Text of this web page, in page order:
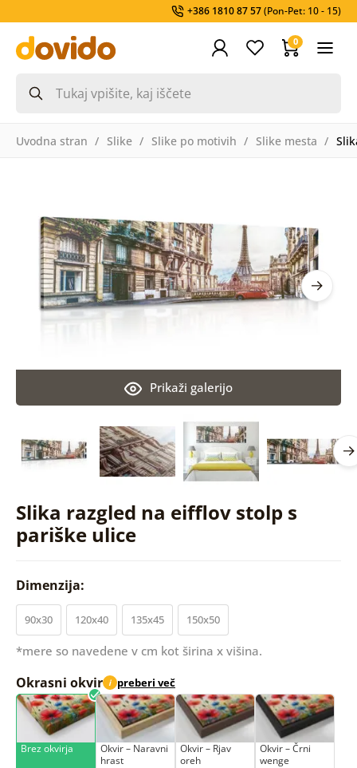
+386 1810 87 57(Pon-Pet: 10 - 15)
0
Uvodna stran Slike Slike po motivih Slike mesta
Slika razgled na eifflov stolp s
pariške ulice
Prikaži galerijo
Dimenzija:
90x30 120x40 135x45 150x50
*mere so navedene v cm kot širina x višina.
Okrasni okvir i preberi več
Brez okvirja
Okvir – Naravni
hrast
Okvir – Rjav
oreh
Okvir – Črni
wenge